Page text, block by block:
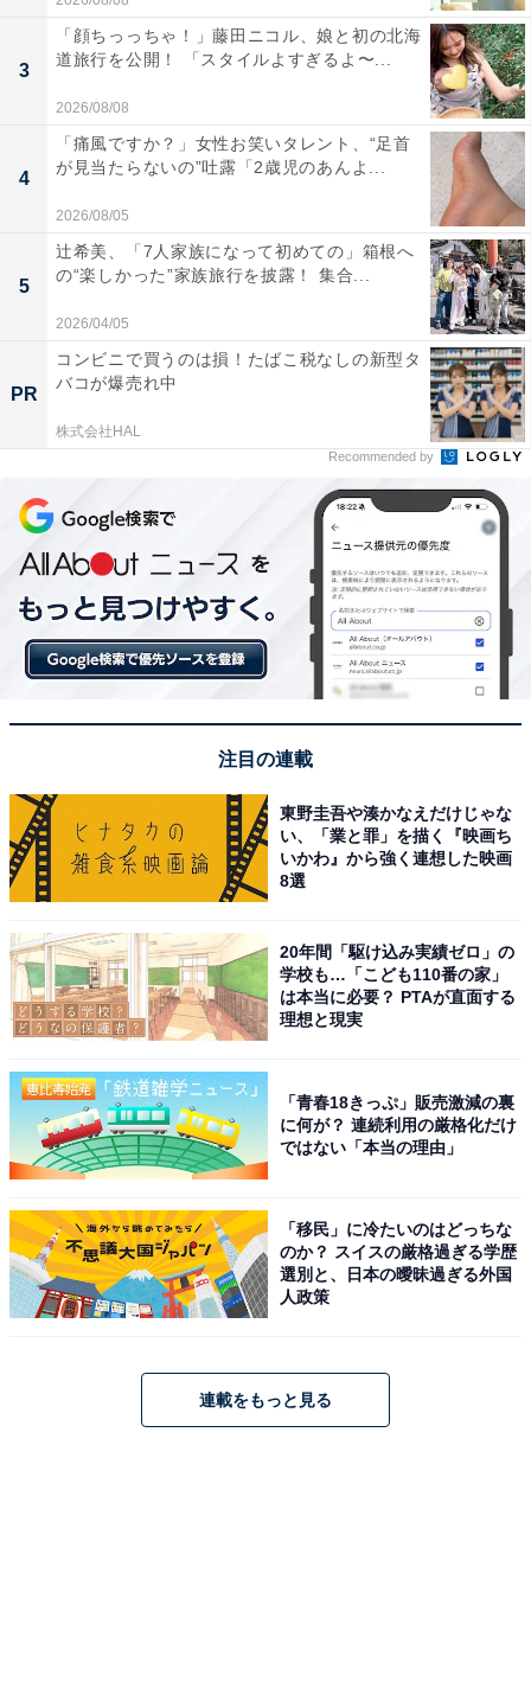
3
「顔ちっっちゃ！」藤田ニコル、娘と初の北海
道旅行を公開！ 「スタイルよすぎるよ〜...
2026/08/08
4
「痛風ですか？」女性お笑いタレント、“足首
が見当たらないの”吐露「2歳児のあんよ...
2026/08/05
5
辻希美、「7人家族になって初めての」箱根へ
の“楽しかった”家族旅行を披露！ 集合...
2026/04/05
PR
コンビニで買うのは損！たばこ税なしの新型タ
バコが爆売れ中
株式会社HAL
Recommended by
注目の連載
東野圭吾や湊かなえだけじゃな
い、「業と罪」を描く『映画ち
いかわ』から強く連想した映画
8選
20年間「駆け込み実績ゼロ」の
学校も…「こども110番の家」
は本当に必要？ PTAが直面する
理想と現実
「青春18きっぷ」販売激減の裏
に何が？ 連続利用の厳格化だけ
ではない「本当の理由」
「移民」に冷たいのはどっちな
のか？ スイスの厳格過ぎる学歴
選別と、日本の曖昧過ぎる外国
人政策
連載をもっと見る